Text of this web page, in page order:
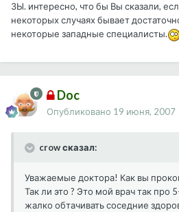
ЗЫ. интересно, что бы Вы сказали,
некоторых случаях бывает
некоторые западные специалисты.
Doc
Опубликовано 19 июня, 2007
crow сказал:
Уважаемые доктора! Как вы
Так ли это ? Это мой врач так про
жалко обтачивать соседние